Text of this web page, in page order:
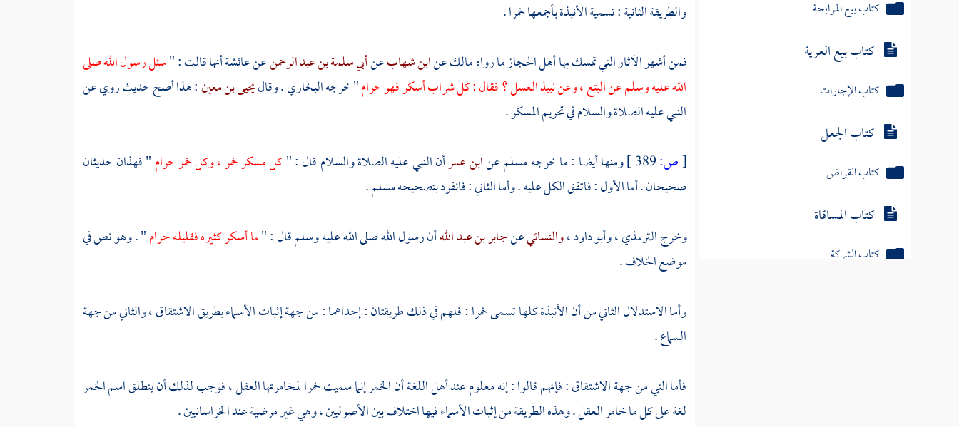
كتاب بيع المرابحة
كتاب بيع العرية
كتاب الإجارات
كتاب الجعل
كتاب القراض
كتاب المساقاة
كتاب الشركة
والطريقة الثانية : تسمية الأنبذة بأجمعها خمرا .
فمن أشهر الآثار التي تمسك بها أهل الحجاز ما رواهمالكعنابن شهابعنأبي سلمة بن عبد الرحمنعنعائشةأنها قالت : "سئل رسول الله صلى
الله عليه وسلم عن البتع ، وعن نبيذ العسل ؟ فقال : كل شراب أسكر فهو حرام" خرجه البخاري . وقاليحيى بن معين: هذا أصح حديث روي عن
النبي عليه الصلاة والسلام في تحريم المسكر .
[ص:389 ] ومنها أيضا : ما خرجهمسلمعنابن عمرأن النبي عليه الصلاة والسلام قال : "كل مسكر خمر ، وكل خمر حرام" فهذان حديثان
صحيحان . أما الأول : فاتفق الكل عليه . وأما الثاني : فانفرد بتصحيحهمسلم.
وخرجالترمذي،وأبو داود،والنسائيعنجابر بن عبد اللهأن رسول الله صلى الله عليه وسلم قال : "ما أسكر كثيره فقليله حرام" . وهو نص في
موضع الخلاف .
وأما الاستدلال الثاني من أن الأنبذة كلها تسمى خمرا : فلهم في ذلك طريقتان : إحداهما : من جهة إثبات الأسماء بطريق الاشتقاق ، والثاني من جهة
السماع .
فأما التي من جهة الاشتقاق : فإنهم قالوا : إنه معلوم عند أهل اللغة أن الخمر إنما سميت خمرا لمخامرتها العقل ، فوجب لذلك أن ينطلق اسم الخمر
لغة على كل ما خامر العقل . وهذه الطريقة من إثبات الأسماء فيها اختلاف بين الأصوليين ، وهي غير مرضية عند الخراسانيين .